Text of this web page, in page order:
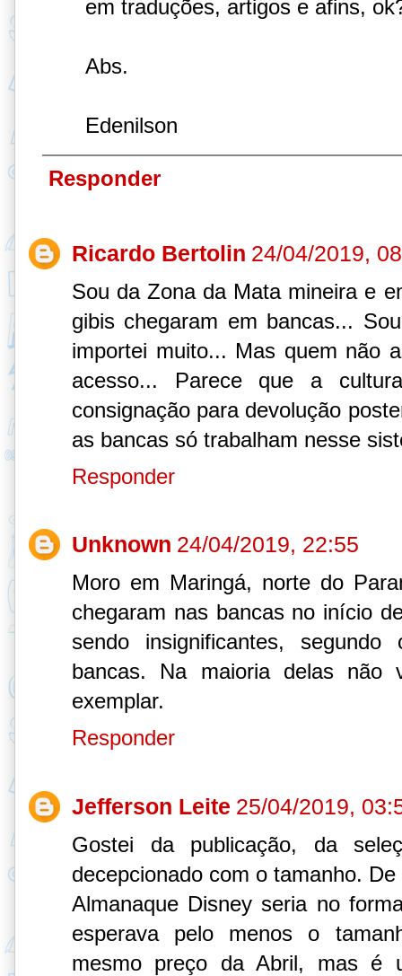
em traduções, artigos e afins,
Abs.
Edenilson
Responder
Ricardo Bertolin 24/04/2019,
Sou da Zona da Mata mineira e
gibis chegaram em bancas...
importei muito... Mas quem não
acesso... Parece que a
consignação para devolução
as bancas só trabalham nesse
Responder
Unknown 24/04/2019, 22:55
Moro em Maringá, norte do
chegaram nas bancas no início
sendo insignificantes,
bancas. Na maioria delas não
exemplar.
Responder
Jefferson Leite 25/04/2019,
Gostei da publicação, da
decepcionado com o tamanho.
Almanaque Disney seria no
esperava pelo menos o
mesmo preço da Abril, mas é